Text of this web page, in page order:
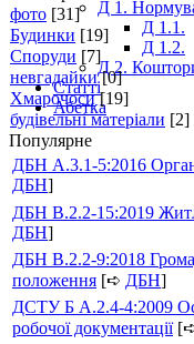
Д 1.
Д 1.1.
Д 1.2.
Д 2.
Статті
Абетка
фото [31]
Будинки [19]
Споруди [7]
невгадайки [0]
Хмарочоси [19]
будівельні матеріали [2]
Популярне
ДБН А.3.1-5:2016
ДБН]
ДБН В.2.2-15:2019
ДБН]
ДБН В.2.2-9:2018
положення [➪ ДБН]
ДСТУ Б А.2.4-4:2009
робочої документації